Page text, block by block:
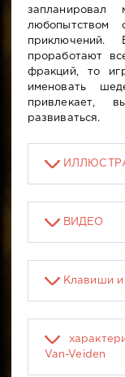
запланировал
проработают
фракций, то
именовать
привлекает,
развиваться.
ВИДЕО
Клавиши
Van-Veiden